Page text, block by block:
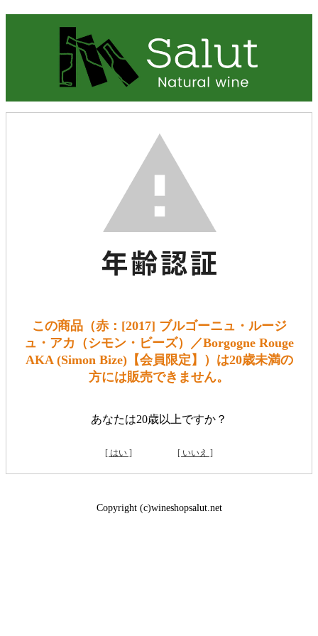
この商品（赤：[2017] ブルゴーニュ・ルージ
ュ・アカ（シモン・ビーズ）／Borgogne Rouge
AKA (Simon Bize)【会員限定】）は20歳未満の
方には販売できません。
あなたは20歳以上ですか？
[ はい ] [ いいえ ]
Copyright (c)wineshopsalut.net